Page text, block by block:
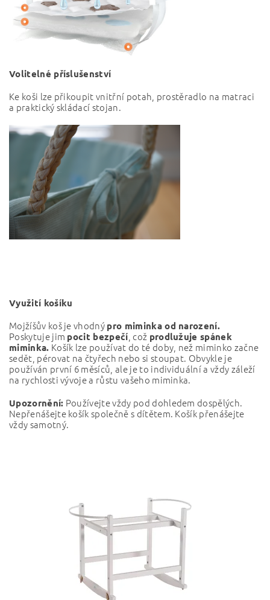
Volitelné příslušenství
Ke koši lze přikoupit vnitřní potah, prostěradlo na matraci
a praktický skládací stojan.
Využití košíku
Mojžíšův koš je vhodný pro miminka od narození.
Poskytuje jim pocit bezpečí , což prodlužuje spánek
miminka. Košík lze používat do té doby, než miminko začne
sedět, pérovat na čtyřech nebo si stoupat. Obvykle je
používán první 6 měsíců, ale je to individuální a vždy záleží
na rychlosti vývoje a růstu vašeho miminka.
Upozornění: Používejte vždy pod dohledem dospělých.
Nepřenášejte košík společně s dítětem. Košík přenášejte
vždy samotný.